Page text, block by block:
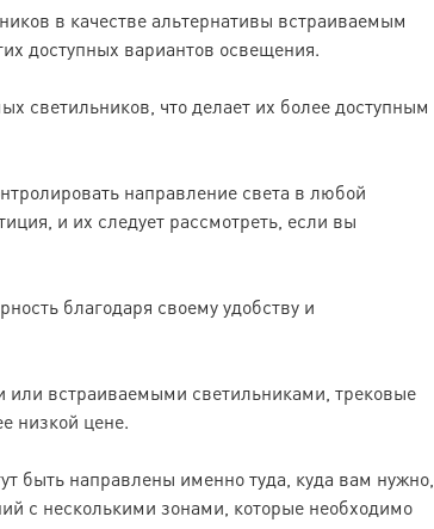
в качестве альтернативы встраиваемым
доступных вариантов освещения.
светильников, что делает их более доступным
направление света в любой
и их следует рассмотреть, если вы
благодаря своему удобству и
встраиваемыми светильниками, трековые
низкой цене.
быть направлены именно туда, куда вам нужно,
с несколькими зонами, которые необходимо